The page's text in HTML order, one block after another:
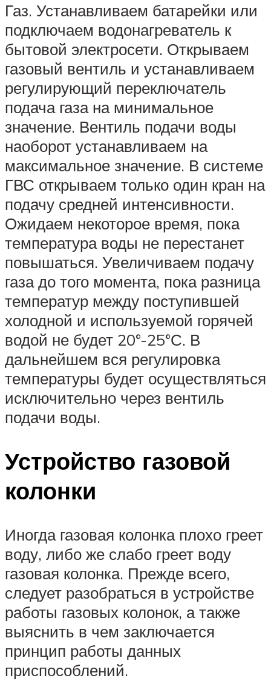
Газ. Устанавливаем батарейки или
подключаем водонагреватель к
бытовой электросети. Открываем
газовый вентиль и устанавливаем
регулирующий переключатель
подача газа на минимальное
значение. Вентиль подачи воды
наоборот устанавливаем на
максимальное значение. В системе
ГВС открываем только один кран на
подачу средней интенсивности.
Ожидаем некоторое время, пока
температура воды не перестанет
повышаться. Увеличиваем подачу
газа до того момента, пока разница
температур между поступившей
холодной и используемой горячей
водой не будет 20°-25°С. В
дальнейшем вся регулировка
температуры будет осуществляться
исключительно через вентиль
подачи воды.
Устройство газовой
колонки
Иногда газовая колонка плохо греет
воду, либо же слабо греет воду
газовая колонка. Прежде всего,
следует разобраться в устройстве
работы газовых колонок, а также
выяснить в чем заключается
принцип работы данных
приспособлений.